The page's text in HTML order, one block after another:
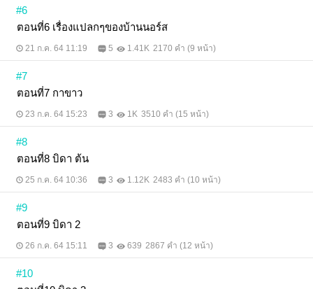
#6
ตอนที่6 เรื่องแปลกๆของบ้านนอร์ส
21 ก.ค. 64 11:19 5 1.41K 2170 คำ (9 หน้า)
#7
ตอนที่7 กาขาว
23 ก.ค. 64 15:23 3 1K 3510 คำ (15 หน้า)
#8
ตอนที่8 บิดา ต้น
25 ก.ค. 64 10:36 3 1.12K 2483 คำ (10 หน้า)
#9
ตอนที่9 บิดา 2
26 ก.ค. 64 15:11 3 639 2867 คำ (12 หน้า)
#10